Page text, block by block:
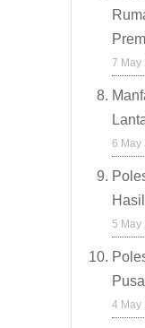
7 May
6 May
5 May
4 May